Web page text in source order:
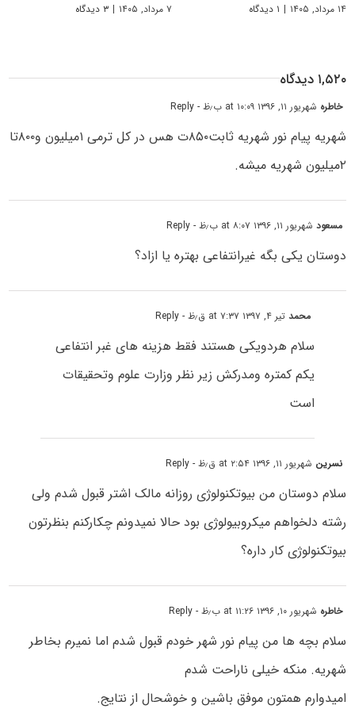
۱۴ مرداد, ۱۴۰۵ | ۱ دیدگاه ۷ مرداد, ۱۴۰۵ | ۳ دیدگاه
۱,۵۲۰ دیدگاه
خاطره شهریور ۱۱, ۱۳۹۶ at ۱۰:۰۹ ب٫ظ - Reply
شهریه پیام نور شهریه ثابت۸۵۰ت هس در کل ترمی ۱میلیون و۸۰۰تا
۲میلیون شهریه میشه.
مسعودشهریور ۱۱, ۱۳۹۶ at ۸:۰۷ ب٫ظ - Reply
دوستان یکی بگه غیرانتفاعی بهتره یا ازاد؟
محمدتیر ۴, ۱۳۹۷ at ۷:۳۷ ق٫ظ - Reply
سلام هردویکی هستند فقط هزینه های غبر انتفاعی
یکم کمتره ومدرکش زیر نظر وزارت علوم وتحقیقات
است
نسرین شهریور ۱۱, ۱۳۹۶ at ۲:۵۴ ق٫ظ - Reply
سلام دوستان من بیوتکنولوژی روزانه مالک اشتر قبول شدم ولی
رشته دلخواهم میکروبیولوژی بود حالا نمیدونم چکارکنم بنظرتون
بیوتکنولوژی کار داره؟
خاطره شهریور ۱۰, ۱۳۹۶ at ۱۱:۲۶ ب٫ظ - Reply
سلام بچه ها من پیام نور شهر خودم قبول شدم اما نمیرم بخاطر
شهریه. منکه خیلی ناراحت شدم
امیدوارم همتون موفق باشین و خوشحال از نتایج.